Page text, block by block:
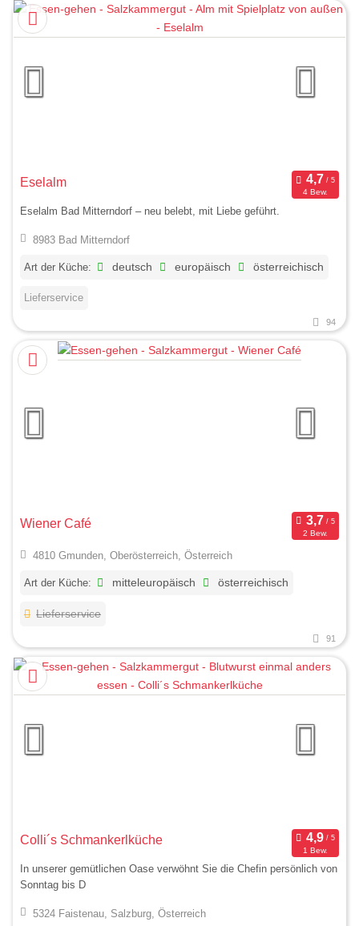
Eselalm
4 Bew.
Eselalm Bad Mitterndorf – neu belebt, mit Liebe geführt.
8983 Bad Mitterndorf
Art der Küche: deutsch europäisch österreichisch
Lieferservice
94
Wiener Café
2 Bew.
4810 Gmunden, Oberösterreich, Österreich
Art der Küche: mitteleuropäisch österreichisch
Lieferservice
91
Colli´s Schmankerlküche
1 Bew.
In unserer gemütlichen Oase verwöhnt Sie die Chefin persönlich von
Sonntag bis D
5324 Faistenau, Salzburg, Österreich